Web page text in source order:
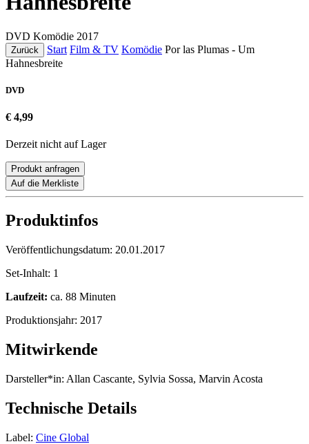
DVD Komödie 2017
Zurück Start Film & TV Komödie Por las Plumas - Um
Hahnesbreite
DVD
€ 4,99
Derzeit nicht auf Lager
Produkt anfragen
Auf die Merkliste
Produktinfos
Veröffentlichungsdatum: 20.01.2017
Set-Inhalt: 1
Laufzeit: ca. 88 Minuten
Produktionsjahr: 2017
Mitwirkende
Darsteller*in: Allan Cascante, Sylvia Sossa, Marvin Acosta
Technische Details
Label: Cine Global